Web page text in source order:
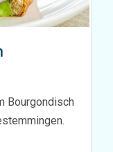
Bourgondisch